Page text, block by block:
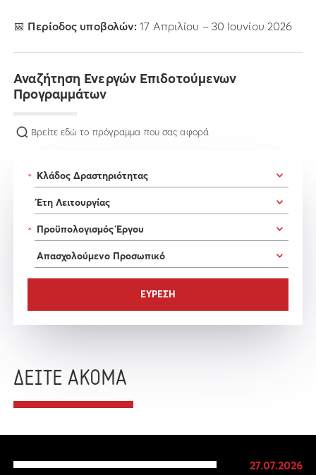
📅 Περίοδος υποβολών: 17 Απριλίου – 30 Ιουνίου 2026
Αναζήτηση Ενεργών Επιδοτούμενων
Προγραμμάτων
Βρείτε εδώ το πρόγραμμα που σας αφορά
*
*
ΔΕΙΤΕ ΑΚΟΜΑ
27.07.2026